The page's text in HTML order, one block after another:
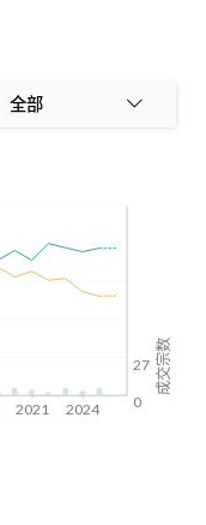
全部
27
0
2021 2024
成交宗数